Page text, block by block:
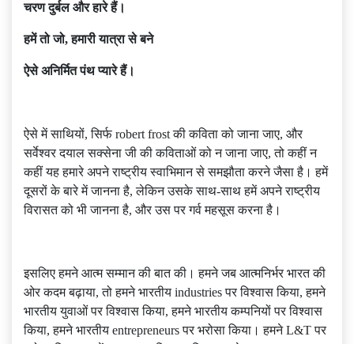
चरण दुर्बल और हारे हैं।
हमें तो जो,हमारी यात्रा से बने
ऐसे अनिर्मित पंथ प्यारे हैं।
ऐसे में साथियों, सिर्फ robert frost की कविता को जाना जाए, और
सर्वेश्वर दयाल सक्सेना जी की कविताओं को न जाना जाए, तो कहीं न
कहीं यह हमारे अपने राष्ट्रीय स्वाभिमान से समझौता करने जैसा है। हमें
दूसरों के बारे में जानना है, लेकिन उसके साथ-साथ हमें अपने राष्ट्रीय
विरासत को भी जानना है, और उस पर गर्व महसूस करना है।
इसलिए हमने आत्म सम्मान की बात की। हमने जब आत्मनिर्भर भारत की
ओर कदम बढ़ाया, तो हमने भारतीय industries पर विश्वास किया, हमने
भारतीय युवाओं पर विश्वास किया, हमने भारतीय कम्पनियों पर विश्वास
किया, हमने भारतीय entrepreneurs पर भरोसा किया। हमने L&T पर